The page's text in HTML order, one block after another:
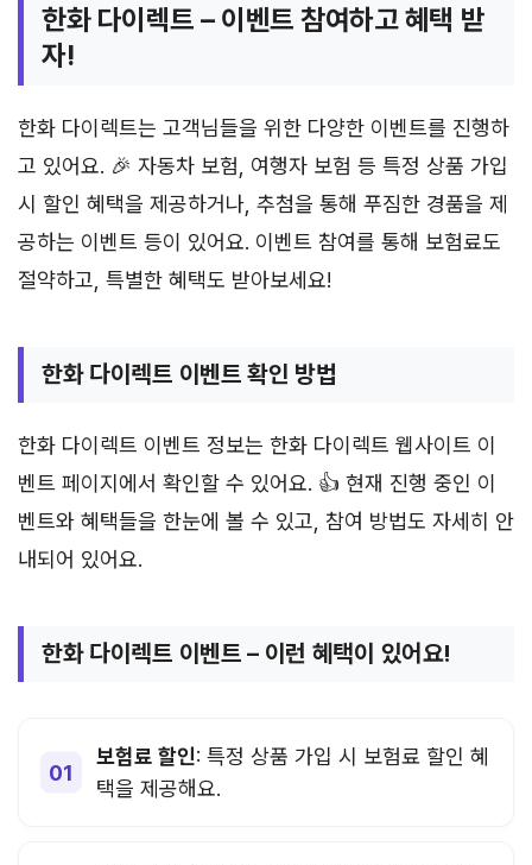
한화 다이렉트 – 이벤트 참여하고 혜택 받
자!
한화 다이렉트는 고객님들을 위한 다양한 이벤트를 진행하
고 있어요. 🎉 자동차 보험, 여행자 보험 등 특정 상품 가입
시 할인 혜택을 제공하거나, 추첨을 통해 푸짐한 경품을 제
공하는 이벤트 등이 있어요. 이벤트 참여를 통해 보험료도
절약하고, 특별한 혜택도 받아보세요!
한화 다이렉트 이벤트 확인 방법
한화 다이렉트 이벤트 정보는 한화 다이렉트 웹사이트 이
벤트 페이지에서 확인할 수 있어요. 👍 현재 진행 중인 이
벤트와 혜택들을 한눈에 볼 수 있고, 참여 방법도 자세히 안
내되어 있어요.
한화 다이렉트 이벤트 – 이런 혜택이 있어요!
보험료 할인: 특정 상품 가입 시 보험료 할인 혜
택을 제공해요.